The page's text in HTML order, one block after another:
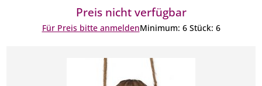
Preis nicht verfügbar
Für Preis bitte anmeldenMinimum: 6 Stück: 6